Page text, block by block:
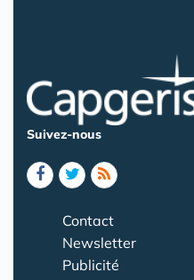
Suivez-nous
Contact
Newsletter
Publicité